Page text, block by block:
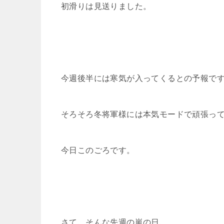
初滑りは見送りました。
今週後半には寒気が入ってくるとの予報です
そろそろ冬将軍様には本気モードで頑張っ
今日このごろです。
さて、そんな先週の嵐の日、